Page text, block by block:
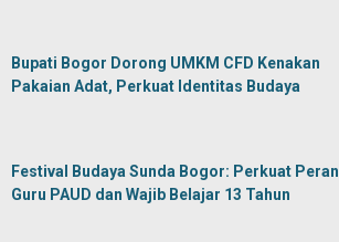
Bupati Bogor Dorong UMKM CFD Kenakan
Pakaian Adat, Perkuat Identitas Budaya
Festival Budaya Sunda Bogor: Perkuat Peran
Guru PAUD dan Wajib Belajar 13 Tahun